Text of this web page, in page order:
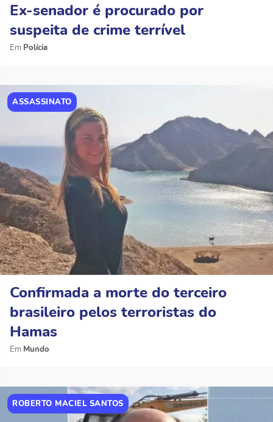
Ex-senador é procurado por
suspeita de crime terrível
Polícia
ASSASSINATO
Confirmada a morte do terceiro
brasileiro pelos terroristas do
Hamas
Mundo
ROBERTO MACIEL SANTOS